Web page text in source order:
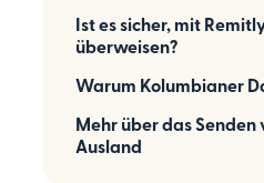
Ist es sicher, mit
überweisen?
Warum Kolumbianer
Mehr über das Senden
Ausland